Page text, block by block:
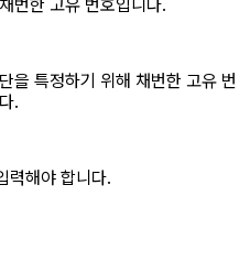
번한 고유 번호입니다.
을 특정하기 위해 채번한 고유 번
.
력해야 합니다.